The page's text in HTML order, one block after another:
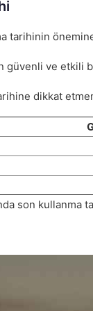
tarihinin
güvenli ve
dikkat
son